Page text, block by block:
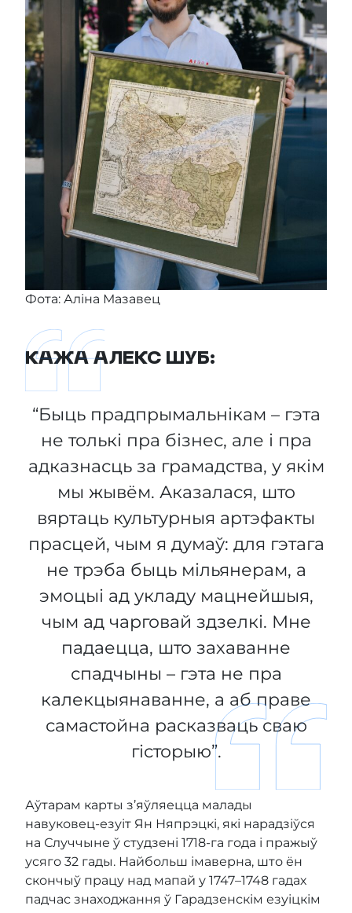
Фота: Аліна Мазавец
КАЖА АЛЕКС ШУБ:
“Быць прадпрымальнікам – гэта
не толькі пра бізнес, але і пра
адказнасць за грамадства, у якім
мы жывём. Аказалася, што
вяртаць культурныя артэфакты
прасцей, чым я думаў: для гэтага
не трэба быць мільянерам, а
эмоцыі ад укладу мацнейшыя,
чым ад чарговай здзелкі. Мне
падаецца, што захаванне
спадчыны – гэта не пра
калекцыянаванне, а аб праве
самастойна расказваць сваю
гісторыю”.
Аўтарам карты з’яўляецца малады
навуковец-езуіт Ян Няпрэцкі, які нарадзіўся
на Случчыне ў студзені 1718-га года і пражыў
усяго 32 гады. Найбольш імаверна, што ён
скончыў працу над мапай у 1747–1748 гадах
падчас знаходжання ў Гарадзенскім езуіцкім